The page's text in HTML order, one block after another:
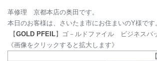
革修理 京都本店の奥田です。
本日のお客様は、さいたま市にお住まいのY様です
【GOLD PFEIL】ゴ－ルドファイル ビジネスバ
《画像をクリックすると拡大します》